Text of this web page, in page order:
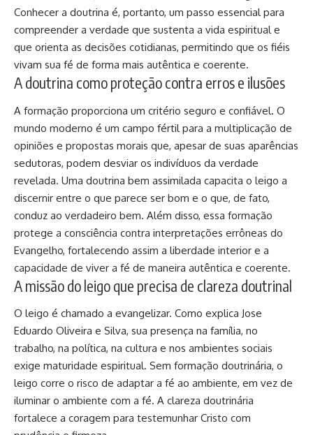
Conhecer a doutrina é, portanto, um passo essencial para
compreender a verdade que sustenta a vida espiritual e
que orienta as decisões cotidianas, permitindo que os fiéis
vivam sua fé de forma mais autêntica e coerente.
A doutrina como proteção contra erros e ilusões
A formação proporciona um critério seguro e confiável. O
mundo moderno é um campo fértil para a multiplicação de
opiniões e propostas morais que, apesar de suas aparências
sedutoras, podem desviar os indivíduos da verdade
revelada. Uma doutrina bem assimilada capacita o leigo a
discernir entre o que parece ser bom e o que, de fato,
conduz ao verdadeiro bem. Além disso, essa formação
protege a consciência contra interpretações errôneas do
Evangelho, fortalecendo assim a liberdade interior e a
capacidade de viver a fé de maneira autêntica e coerente.
A missão do leigo que precisa de clareza doutrinal
O leigo é chamado a evangelizar. Como explica Jose
Eduardo Oliveira e Silva, sua presença na família, no
trabalho, na política, na cultura e nos ambientes sociais
exige maturidade espiritual. Sem formação doutrinária, o
leigo corre o risco de adaptar a fé ao ambiente, em vez de
iluminar o ambiente com a fé. A clareza doutrinária
fortalece a coragem para testemunhar Cristo com